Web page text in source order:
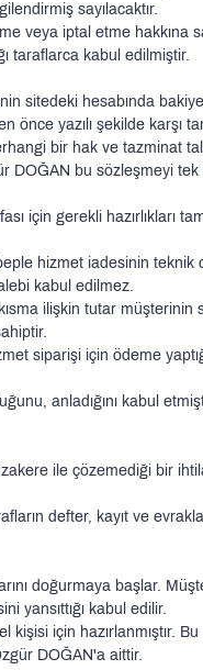
sayılacaktır.
veya iptal etme hakkına
taraflarca kabul edilmiştir.
sitedeki hesabında
yazılı şekilde karşı
bir hak ve tazminat
bu sözleşmeyi
için gerekli hazırlıkları
hizmet iadesinin teknik
kabul edilmez.
ilişkin tutar müşterinin
siparişi için ödeme
anladığını kabul
ile çözemediği bir
defter, kayıt ve
doğurmaya başlar.
yansıttığı kabul edilir.
için hazırlanmıştır.
DOĞAN'a aittir.